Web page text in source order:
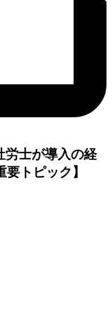
労士が導入の経
トピック】